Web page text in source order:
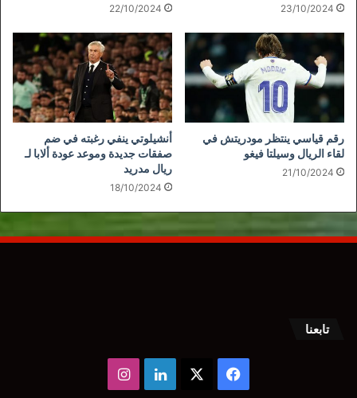
23/10/2024
22/10/2024
رقم قياسي ينتظر مودريتش في
لقاء الريال وسيلتا فيغو
21/10/2024
أنشيلوتي ينفي رغبته في ضم
صفقات جديدة وموعد عودة ألابا لـ
ريال مدريد
18/10/2024
تابعنا
فيسبوك لينكدإنانستقرام